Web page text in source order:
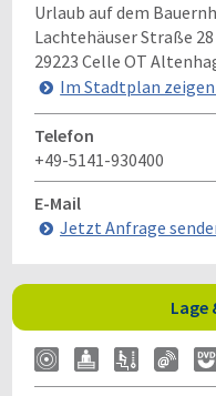
Urlaub auf dem
Lachtehäuser Straße 28
29223 Celle OT
Im Stadtplan zeigen
Telefon
+49-5141-930400
E-Mail
Jetzt Anfrage
Lage